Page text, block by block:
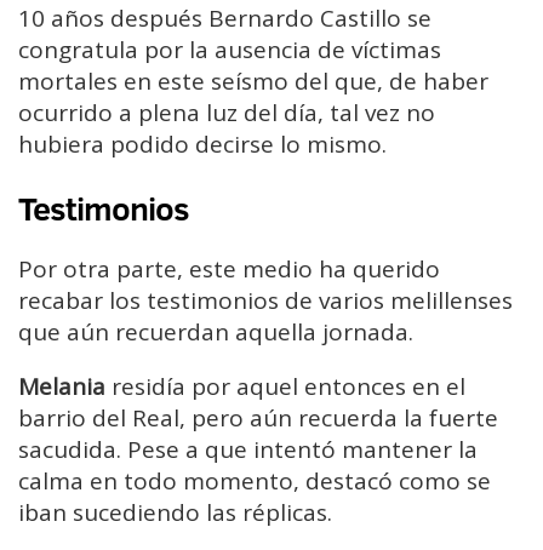
10 años después Bernardo Castillo se
congratula por la ausencia de víctimas
mortales en este seísmo del que, de haber
ocurrido a plena luz del día, tal vez no
hubiera podido decirse lo mismo.
Testimonios
Por otra parte, este medio ha querido
recabar los testimonios de varios melillenses
que aún recuerdan aquella jornada.
Melania residía por aquel entonces en el
barrio del Real, pero aún recuerda la fuerte
sacudida. Pese a que intentó mantener la
calma en todo momento, destacó como se
iban sucediendo las réplicas.